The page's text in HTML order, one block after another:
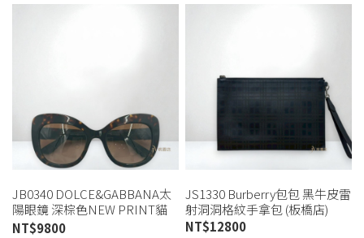
JB0340 DOLCE&GABBANA太
陽眼鏡 深棕色NEW PRINT貓
眼太陽眼鏡DG4308 (桃園店)
NT$9800
JS1330 Burberry包包 黑牛皮雷
射洞洞格紋手拿包 (板橋店)
NT$12800